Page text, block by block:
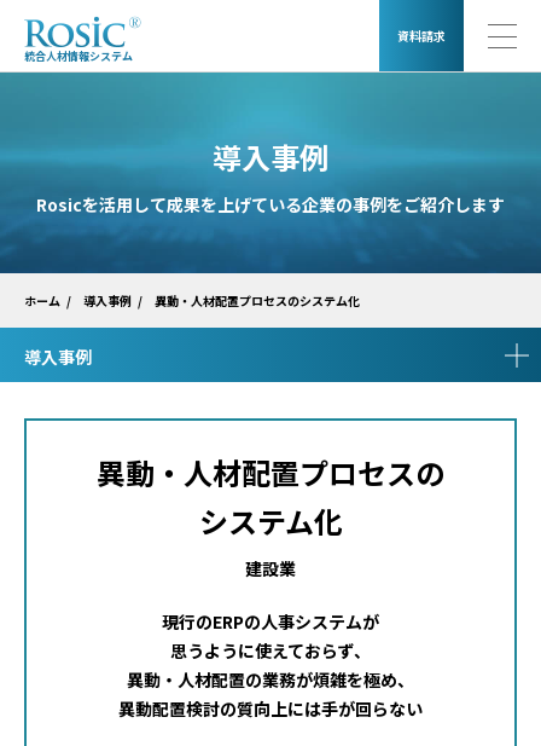
統合人材情報システム
資料請求
導入事例
Rosicを活用して成果を上げている企業の事例をご紹介します
ホーム 導入事例 異動・人材配置プロセスのシステム化
導入事例
異動・人材配置プロセスの
システム化
建設業
現行のERPの人事システムが
思うように使えておらず、
異動・人材配置の業務が煩雑を極め、
異動配置検討の質向上には手が回らない